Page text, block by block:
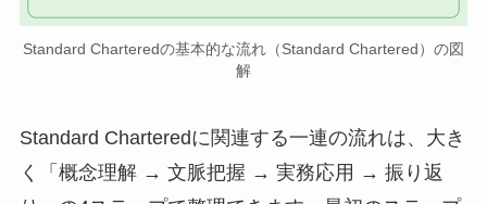
Standard Charteredの基本的な流れ（Standard Chartered）の図
解
Standard Charteredに関連する一連の流れは、大き
く「概念理解 → 文脈把握 → 実務応用 → 振り返